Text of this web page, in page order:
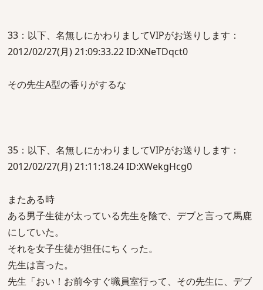
33：以下、名無しにかわりましてVIPがお送りします：
2012/02/27(月) 21:09:33.22 ID:XNeTDqct0
その先生A型の香りがするな
35：以下、名無しにかわりましてVIPがお送りします：
2012/02/27(月) 21:11:18.24 ID:XWekgHcg0
またある時
ある男子生徒が太っている先生を陰で、デブと言って馬鹿
にしていた。
それを女子生徒が担任にちくった。
先生は言った。
先生「おい！お前今すぐ職員室行って、その先生に、デブ